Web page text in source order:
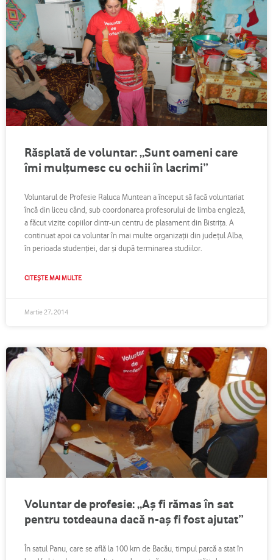
Răsplată de voluntar: „Sunt oameni care
îmi mulţumesc cu ochii în lacrimi”
Voluntarul de Profesie Raluca Muntean a început să facă voluntariat
încă din liceu când, sub coordonarea profesorului de limba engleză,
a făcut vizite copiilor dintr-un centru de plasament din Bistriţa. A
continuat apoi ca voluntar în mai multe organizaţii din judeţul Alba,
în perioada studenţiei, dar şi după terminarea studiilor.
CITEȘTE MAI MULTE
Martie 27, 2014
Voluntar de profesie: „Aş fi rămas în sat
pentru totdeauna dacă n-aş fi fost ajutat”
În satul Panu, care se află la 100 km de Bacău, timpul parcă a stat în